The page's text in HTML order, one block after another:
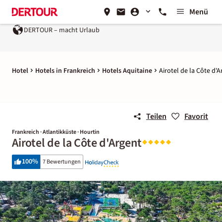
Menü
DERTOUR – macht Urlaub
Hotel Hotels in Frankreich Hotels Aquitaine Airotel de la Côte
Teilen Favorit
Frankreich · Atlantikküste · Hourtin
Airotel de la Côte d'Argent
100% 7 Bewertungen